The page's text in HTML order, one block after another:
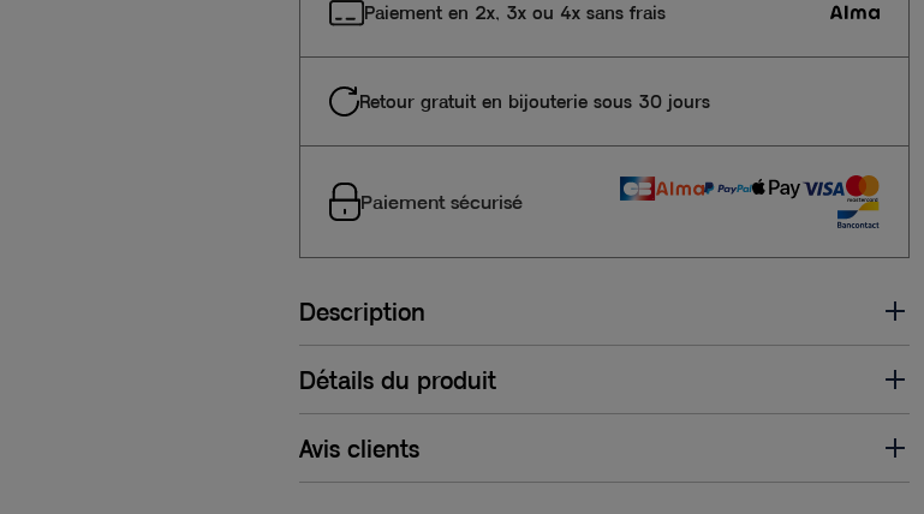
Paiement en 2x, 3x ou 4x sans frais
Retour gratuit en bijouterie sous 30 jours
Paiement sécurisé
Description
Détails du produit
Avis clients